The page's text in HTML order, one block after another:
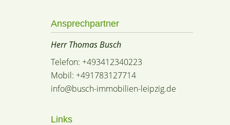
Ansprechpartner
Herr Thomas Busch
Telefon: +493412340223
Mobil: +491783127714
info@busch-immobilien-leipzig.de
Links